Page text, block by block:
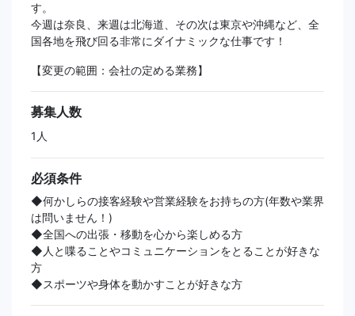
す。
今週は奈良、来週は北海道、その次は東京や沖縄など、全
国各地を飛び回る非常にダイナミックな仕事です！
【変更の範囲：会社の定める業務】
募集人数
1人
必須条件
◆何かしらの接客経験や営業経験をお持ちの方(年数や業界
は問いません！)
◆全国への出張・移動を心から楽しめる方
◆人と喋ることやコミュニケーションをとることが好きな
方
◆スポーツや身体を動かすことが好きな方